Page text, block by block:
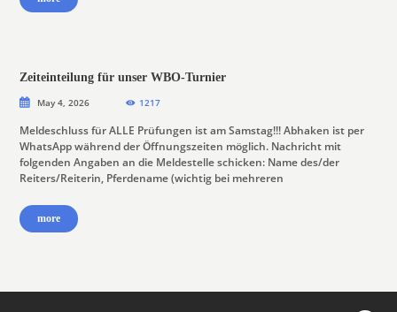
Zeiteinteilung für unser WBO-Turnier
May 4, 2026 1217
Meldeschluss für ALLE Prüfungen ist am Samstag!!! Abhaken ist per
WhatsApp während der Öffnungszeiten möglich. Nachricht mit
folgenden Angaben an die Meldestelle schicken: Name des/der
Reiters/Reiterin, Pferdename (wichtig bei mehreren
more